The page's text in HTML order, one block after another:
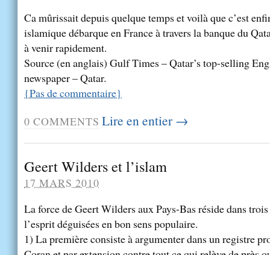
Ca mûrissait depuis quelque temps et voilà que c’est
islamique débarque en France à travers la banque du
à venir rapidement.
Source (en anglais) Gulf Times – Qatar’s top-selling
newspaper – Qatar.
{Pas de commentaire}
0 COMMENTS Lire en entier →
Geert Wilders et l’islam
17 MARS 2010
La force de Geert Wilders aux Pays-Bas réside dans
l’esprit déguisées en bon sens populaire.
1) La première consiste à argumenter dans un registre